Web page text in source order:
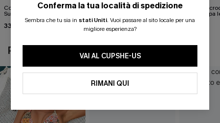
Completo bikini color block
Sunday Blues
33,00 €
Bikini marrone Coffee Date
40,00 €
Midkini
con stampa
classica e
POTREBBE INTERESSARTI ANCHE
Conferma la tua località di spedizione
Sembra che tu sia in stati Uniti. Vuoi passare al sito locale per una
migliore esperienza?
VAI AL CUPSHE-US
RIMANI QUI